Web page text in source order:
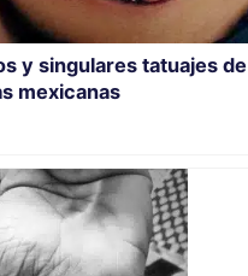
y singulares tatuajes de
mexicanas